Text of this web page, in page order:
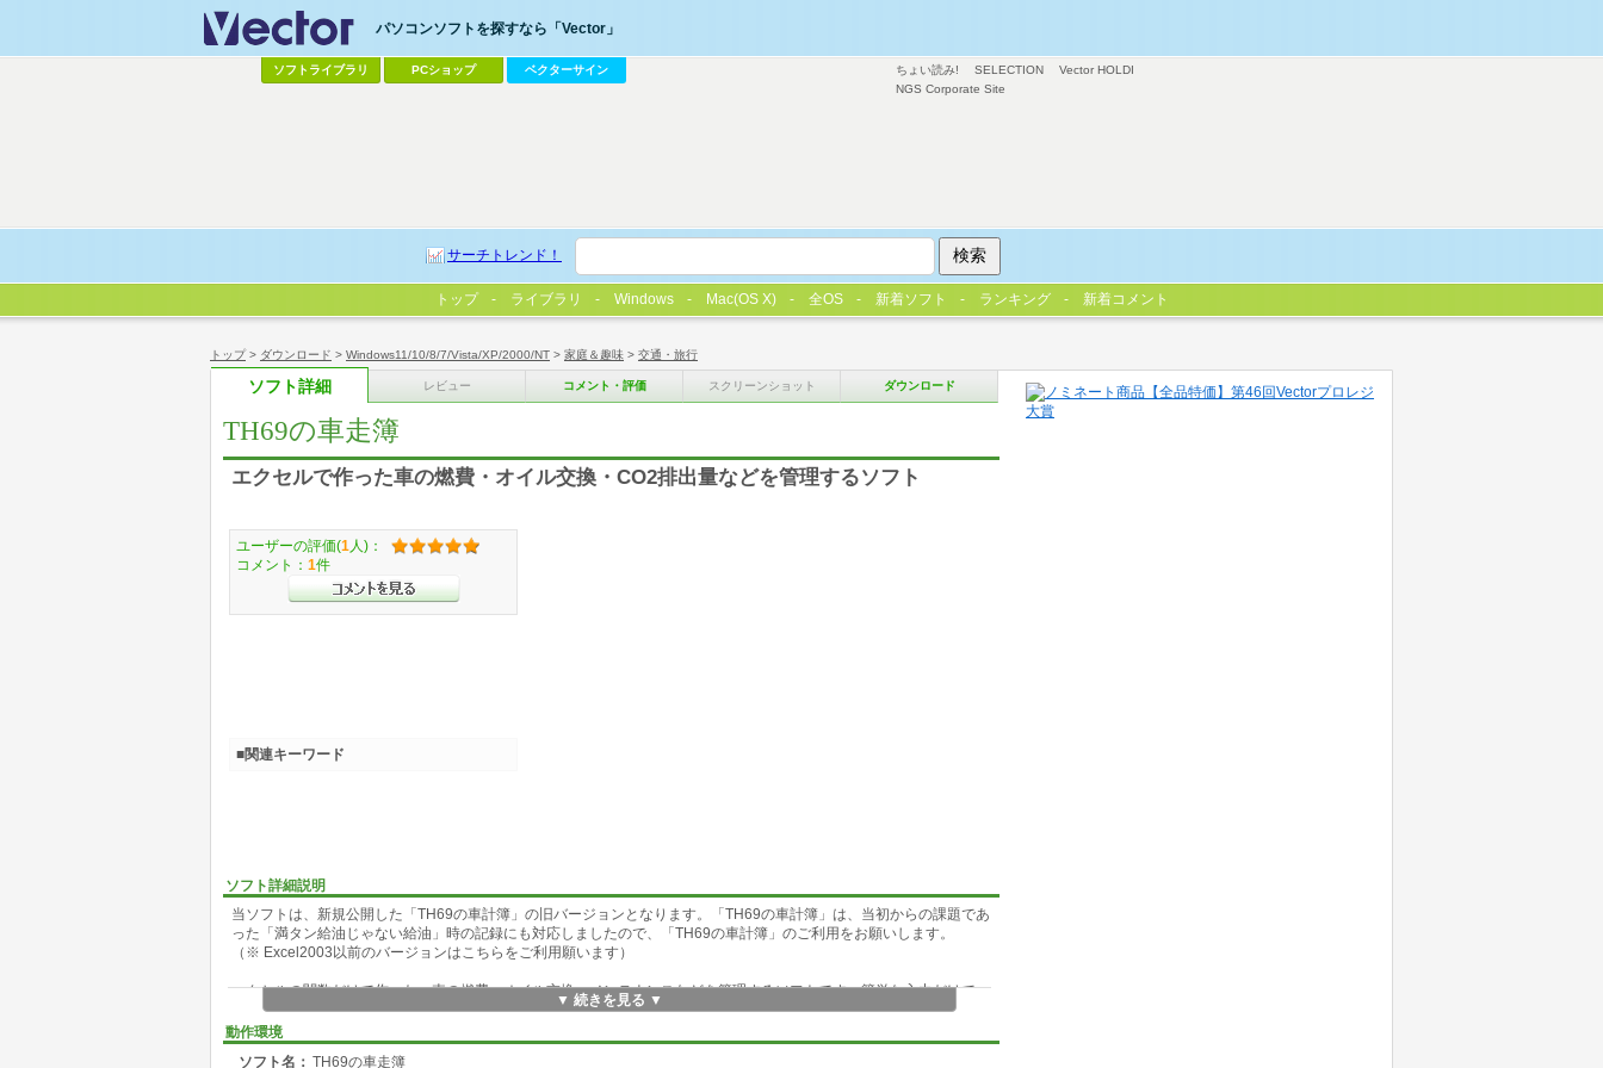
トップ> ダウンロード > Windows11/10/8/7/Vista/XP/2000/NT > 家庭＆趣味 > 交通・旅行
ソフト詳細 レビュー コメント・評価 スクリーンショット ダウンロード
TH69の車走簿
エクセルで作った車の燃費・オイル交換・CO2排出量などを管理するソフト
ソフト詳細説明
当ソフトは、新規公開した「TH69の車計簿」の旧バージョンとなります。「TH69の車計簿」は、当初からの課題であ
った「満タン給油じゃない給油」時の記録にも対応しましたので、「TH69の車計簿」のご利用をお願いします。
（※ Excel2003以前のバージョンはこちらをご利用願います）
エクセルの関数だけで作った、車の燃費・オイル交換・メンテナンスなどを管理するソフトです。簡単な入力だけで、
日々の燃費や年・月別の燃費、最高燃費、最低燃費、及び走行距離・燃料代・CO2の排出量などが出せるようにしてみ
ました。また、平均燃費に対してプラス及びマイナスでセルに色付け、オイル交換時期が過ぎるとセルに色付けして警
告、CO2の排出量の目標値に対して未達成ならセルに色付け、月間及び年間の燃費集計やCO2排出量のグラフ化などを
▼ 続きを見る ▼
動作環境
ソフト名： TH69の車走簿
ユーザーの評価(1 人)：
コメント： 1件
■関連キーワード
ちょい読み! SELECTION
Vector HOLDI
NGS Corporate Site
パソコンソフトを探すなら「Vector」
ソフトライブラリ PCショップ ベクターサイン
サーチトレンド！
トップ ライブラリ Windows Mac(OS X) 全OS 新着ソフト ランキング 新着コメント